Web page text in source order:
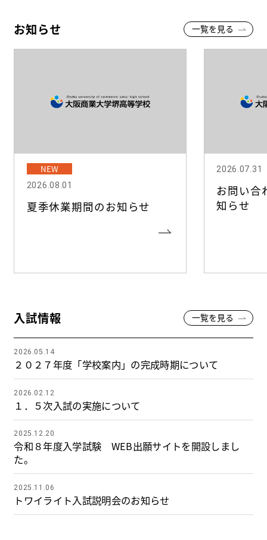
お知らせ 一覧を見る
NEW
2026.08.01
夏季休業期間のお知らせ
2026.07.31
お問い合
知らせ
入試情報 一覧を見る
2026.05.14
２０２７年度「学校案内」の完成時期について
2026.02.12
１．５次入試の実施について
2025.12.20
令和８年度入学試験 WEB出願サイトを開設しまし
た。
2025.11.06
トワイライト入試説明会のお知らせ